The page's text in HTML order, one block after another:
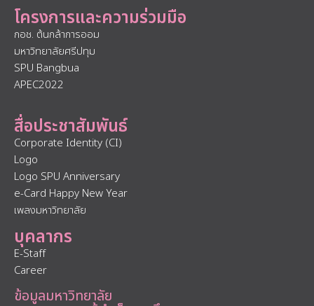
โครงการและความร่วมมือ
กอช. ต้นกล้าการออม
มหาวิทยาลัยศรีปทุม
SPU Bangbua
APEC2022
สื่อประชาสัมพันธ์
Corporate Identity (CI)
Logo
Logo SPU Anniversary
e-Card Happy New Year
เพลงมหาวิทยาลัย
บุคลากร
E-Staff
Career
ข้อมูลมหาวิทยาลัย